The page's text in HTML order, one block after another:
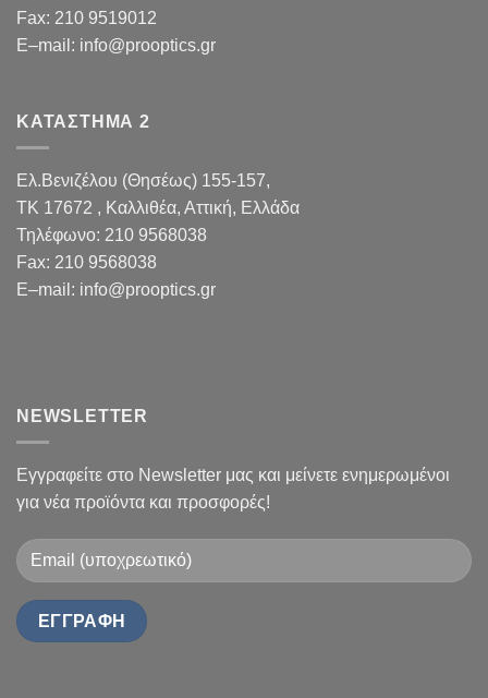
Fax: 210 9519012
E–mail : info@prooptics.gr
ΚΑΤΑΣΤΗΜΑ 2
Ελ.Βενιζέλου (Θησέως) 155-157,
TK 17672 , Καλλιθέα, Αττική, Ελλάδα
Τηλέφωνο: 210 9568038
Fax: 210 9568038
E–mail : info@prooptics.gr
NEWSLETTER
Εγγραφείτε στο Newsletter μας και μείνετε ενημερωμένοι
για νέα προϊόντα και προσφορές!